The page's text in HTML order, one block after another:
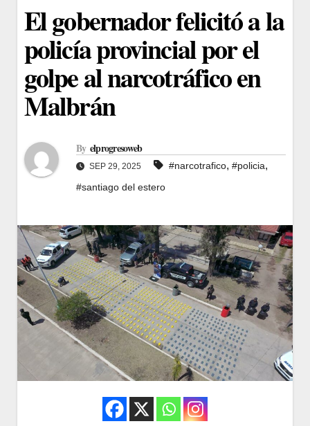
El gobernador felicitó a la
policía provincial por el
golpe al narcotráfico en
Malbrán
By elprogresoweb
SEP 29, 2025 #narcotrafico, #policia,
#santiago del estero